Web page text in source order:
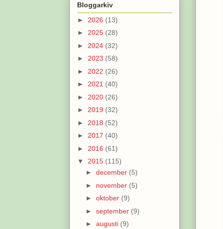
Bloggarkiv
► 2026 (13)
► 2025 (28)
► 2024 (32)
► 2023 (58)
► 2022 (26)
► 2021 (40)
► 2020 (26)
► 2019 (32)
► 2018 (52)
► 2017 (40)
► 2016 (61)
▼ 2015 (115)
► december (5)
► november (5)
► oktober (9)
► september (9)
► augusti (9)